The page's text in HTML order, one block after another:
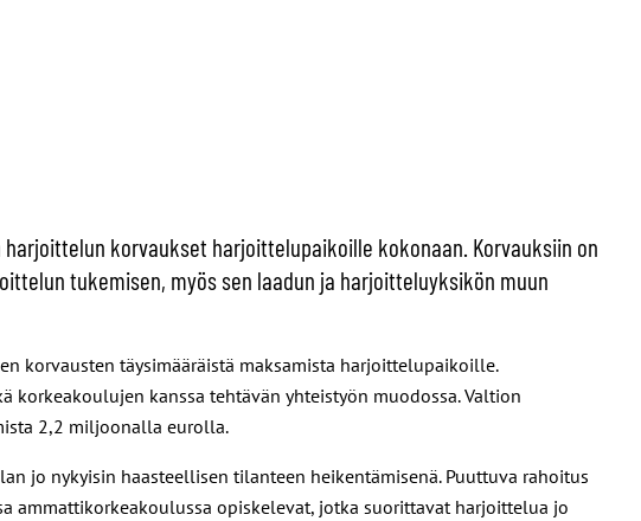
korvaukset harjoittelupaikoille kokonaan. Korvauksiin on
tukemisen, myös sen laadun ja harjoitteluyksikön muun
korvausten täysimääräistä maksamista harjoittelupaikoille.
kanssa tehtävän yhteistyön muodossa. Valtion
2,2 miljoonalla eurolla.
jo nykyisin haasteellisen tilanteen heikentämisenä. Puuttuva rahoitus
ammattikorkeakoulussa opiskelevat, jotka suorittavat harjoittelua jo